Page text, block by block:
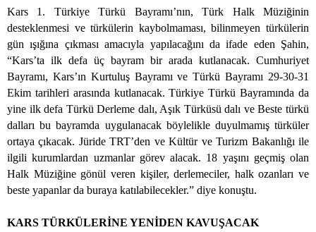
Kars 1. Türkiye Türkü Bayramı’nın, Türk Halk Müziğinin
desteklenmesi ve türkülerin kaybolmaması, bilinmeyen türkülerin
gün ışığına çıkması amacıyla yapılacağını da ifade eden Şahin,
“Kars’ta ilk defa üç bayram bir arada kutlanacak. Cumhuriyet
Bayramı, Kars’ın Kurtuluş Bayramı ve Türkü Bayramı 29-30-31
Ekim tarihleri arasında kutlanacak. Türkiye Türkü Bayramında da
yine ilk defa Türkü Derleme dalı, Aşık Türküsü dalı ve Beste türkü
dalları bu bayramda uygulanacak böylelikle duyulmamış türküler
ortaya çıkacak. Jüride TRT’den ve Kültür ve Turizm Bakanlığı ile
ilgili kurumlardan uzmanlar görev alacak. 18 yaşını geçmiş olan
Halk Müziğine gönül veren kişiler, derlemeciler, halk ozanları ve
beste yapanlar da buraya katılabilecekler.” diye konuştu.
KARS TÜRKÜLERİNE YENİDEN KAVUŞACAK